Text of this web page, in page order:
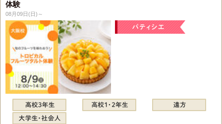
体験
08月09日(日)～